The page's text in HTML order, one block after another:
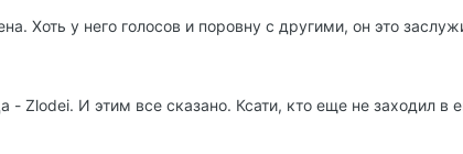
Хоть у него голосов и поровну с другими, он это
- Zlodei. И этим все сказано. Ксати, кто еще не заходил в